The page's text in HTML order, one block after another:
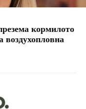
кормилото
воздухопловна